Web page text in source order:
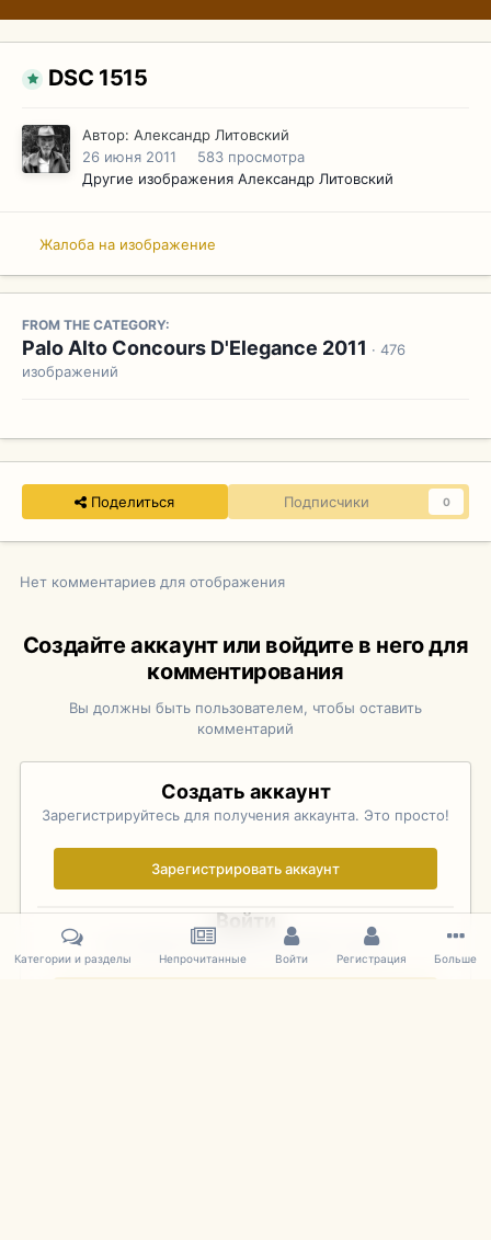
DSC 1515
Автор: Александр Литовский
26 июня 2011
583 просмотра
Другие изображения Александр Литовский
Жалоба на изображение
FROM THE CATEGORY:
Palo Alto Concours D'Elegance 2011 · 476
изображений
Поделиться Подписчики 0
Нет комментариев для отображения
Создайте аккаунт или войдите в него для
комментирования
Вы должны быть пользователем, чтобы оставить
комментарий
Создать аккаунт
Зарегистрируйтесь для получения аккаунта. Это просто!
Зарегистрировать аккаунт
Войти
Уже зарегистрированы? Войдите здесь.
Категории и разделы Непрочитанные Войти Регистрация Больше